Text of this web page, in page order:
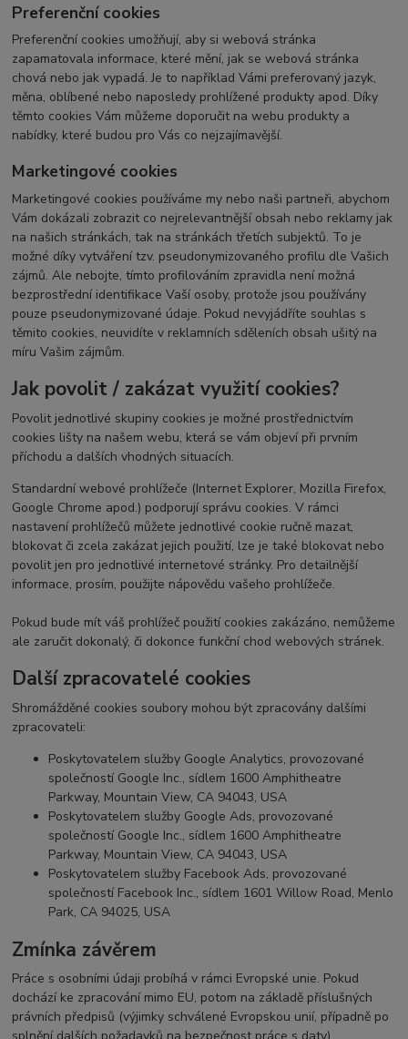
Preferenční cookies
Preferenční cookies umožňují, aby si webová stránka
zapamatovala informace, které mění, jak se webová stránka
chová nebo jak vypadá. Je to například Vámi preferovaný jazyk,
měna, oblíbené nebo naposledy prohlížené produkty apod. Díky
těmto cookies Vám můžeme doporučit na webu produkty a
nabídky, které budou pro Vás co nejzajímavější.
Marketingové cookies
Marketingové cookies používáme my nebo naši partneři, abychom
Vám dokázali zobrazit co nejrelevantnější obsah nebo reklamy jak
na našich stránkách, tak na stránkách třetích subjektů. To je
možné díky vytváření tzv. pseudonymizovaného profilu dle Vašich
zájmů. Ale nebojte, tímto profilováním zpravidla není možná
bezprostřední identifikace Vaší osoby, protože jsou používány
pouze pseudonymizované údaje. Pokud nevyjádříte souhlas s
těmito cookies, neuvidíte v reklamních sděleních obsah ušitý na
míru Vašim zájmům.
Jak povolit / zakázat využití cookies?
Povolit jednotlivé skupiny cookies je možné prostřednictvím
cookies lišty na našem webu, která se vám objeví při prvním
příchodu a dalších vhodných situacích.
Standardní webové prohlížeče (Internet Explorer, Mozilla Firefox,
Google Chrome apod.) podporují správu cookies. V rámci
nastavení prohlížečů můžete jednotlivé cookie ručně mazat,
blokovat či zcela zakázat jejich použití, lze je také blokovat nebo
povolit jen pro jednotlivé internetové stránky. Pro detailnější
informace, prosím, použijte nápovědu vašeho prohlížeče.
Pokud bude mít váš prohlížeč použití cookies zakázáno, nemůžeme
ale zaručit dokonalý, či dokonce funkční chod webových stránek.
Další zpracovatelé cookies
Shromážděné cookies soubory mohou být zpracovány dalšími
zpracovateli:
Poskytovatelem služby Google Analytics, provozované
společností Google Inc., sídlem 1600 Amphitheatre
Parkway, Mountain View, CA 94043, USA
Poskytovatelem služby Google Ads, provozované
společností Google Inc., sídlem 1600 Amphitheatre
Parkway, Mountain View, CA 94043, USA
Poskytovatelem služby Facebook Ads, provozované
společností Facebook Inc., sídlem 1601 Willow Road, Menlo
Park, CA 94025, USA
Zmínka závěrem
Práce s osobními údaji probíhá v rámci Evropské unie. Pokud
dochází ke zpracování mimo EU, potom na základě příslušných
právních předpisů (výjimky schválené Evropskou unií, případně po